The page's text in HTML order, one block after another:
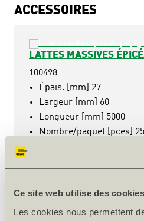
Ce site web utilise des
Les cookies nous permettent
ACCESSOIRES
LATTES MASSIVES
100498
Épais. [mm] 27
Largeur [mm] 60
Longueur [mm] 5000
Nombre/paquet [pces]
pièce
1.95 / m¹